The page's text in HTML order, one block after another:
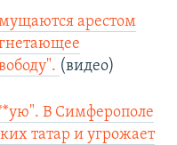
арестом
(видео)
В Симферополе
татар и угрожает